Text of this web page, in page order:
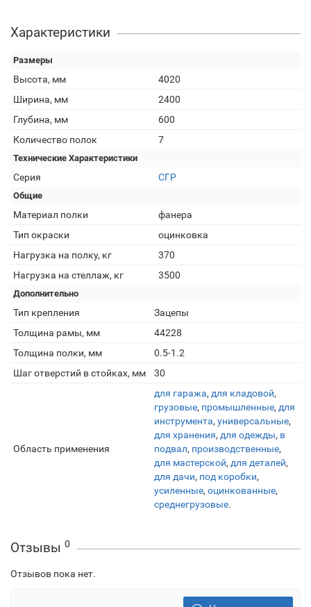
Характеристики
Размеры
Высота, мм
4020
Ширина, мм
2400
Глубина, мм
600
Количество полок
7
Технические Характеристики
Серия СГР
Общие
Материал полки
фанера
Тип окраски
оцинковка
Нагрузка на полку, кг
370
Нагрузка на стеллаж, кг
3500
Дополнительно
Тип крепления
Зацепы
Толщина рамы, мм
44228
Толщина полки, мм
0.5-1.2
Шаг отверстий в стойках, мм
30
Область применения
для гаража, для кладовой,
грузовые, промышленные, для
инструмента, универсальные,
для хранения, для одежды, в
подвал, производственные,
для мастерской, для деталей,
для дачи, под коробки,
усиленные, оцинкованные,
среднегрузовые.
Отзывы 0
Отзывов пока нет.